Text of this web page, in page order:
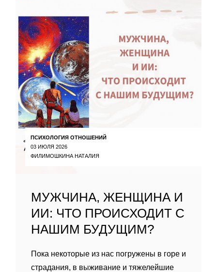
ПСИХОЛОГИЯ ОТНОШЕНИЙ
03 ИЮЛЯ 2026
ФИЛИМОШКИНА НАТАЛИЯ
МУЖЧИНА, ЖЕНЩИНА И
ИИ: ЧТО ПРОИСХОДИТ С
НАШИМ БУДУЩИМ?
Пока некоторые из нас погружены в горе и
страдания, в выживание и тяжелейшие